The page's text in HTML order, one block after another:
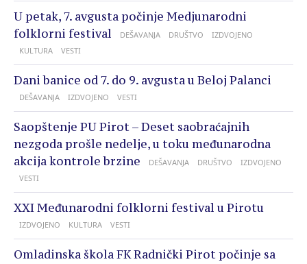
U petak, 7. avgusta počinje Medjunarodni
folklorni festival
DEŠAVANJA DRUŠTVO
IZDVOJENO
KULTURA
VESTI
Dani banice od 7. do 9. avgusta u Beloj Palanci
DEŠAVANJA IZDVOJENO VESTI
Saopštenje PU Pirot – Deset saobraćajnih
nezgoda prošle nedelje, u toku međunarodna
akcija kontrole brzine
DEŠAVANJA DRUŠTVO
IZDVOJENO
VESTI
XXI Međunarodni folklorni festival u Pirotu
IZDVOJENO KULTURA VESTI
Omladinska škola FK Radnički Pirot počinje sa